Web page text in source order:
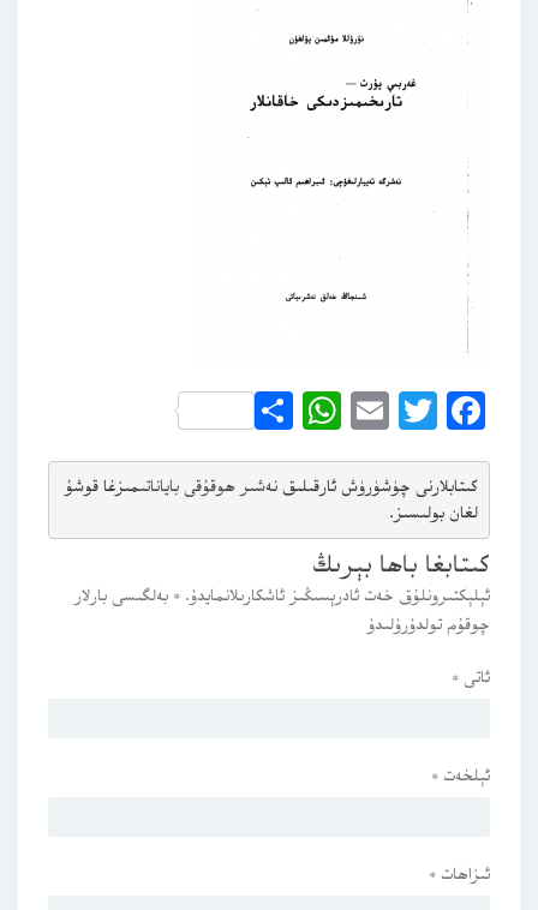
Facebook
Twitter
Email
WhatsApp
Share
كىتابلارنى چۈشۈرۈش ئارقىلىق نەشىر ھوقۇقى باياناتىمىزغا قوشۇ
لغان بولىسىز.
كىتابغا باھا بېرىڭ
ئېلېكتىرونلۇق خەت ئادرېسىڭىز ئاشكارىلانمايدۇ. * بەلگىسى بارلار
چوقۇم تولدۇرۇلىدۇ
ئاتى *
ئېلخەت *
ئىزاھات *